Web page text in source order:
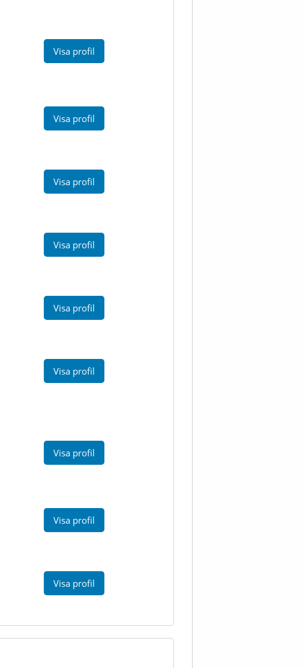
Visa profil
Visa profil
Visa profil
Visa profil
Visa profil
Visa profil
Visa profil
Visa profil
Visa profil